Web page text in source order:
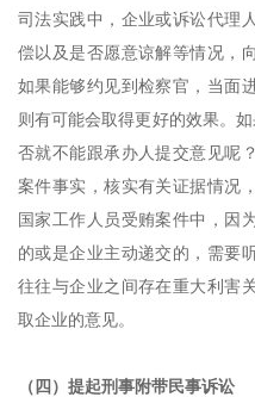
司法实践中，企业或诉讼代理
偿以及是否愿意谅解等情况，
如果能够约见到检察官，当面
则有可能会取得更好的效果。
否就不能跟承办人提交意见呢
案件事实，核实有关证据情况
国家工作人员受贿案件中，因
的或是企业主动递交的，需要
往往与企业之间存在重大利害
取企业的意见。
（四）提起刑事附带民事诉讼